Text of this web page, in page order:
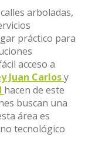
arboladas,
práctico para
acceso a
Juan Carlosy
hacen de este
buscan una
área es
tecnológico